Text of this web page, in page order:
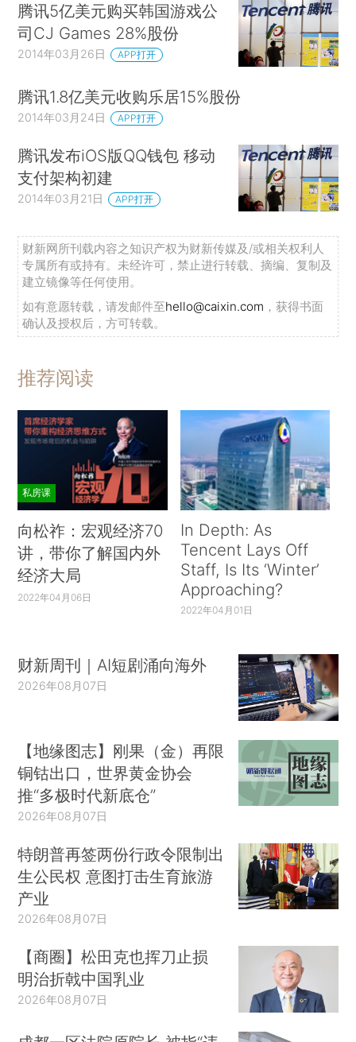
腾讯5亿美元购买韩国游戏公
司CJ Games 28%股份
2014年03月26日 APP打开
腾讯1.8亿美元收购乐居15%股份
2014年03月24日 APP打开
腾讯发布iOS版QQ钱包 移动
支付架构初建
2014年03月21日 APP打开
财新网所刊载内容之知识产权为财新传媒及/或相关权利人
专属所有或持有。未经许可，禁止进行转载、摘编、复制及
建立镜像等任何使用。
如有意愿转载，请发邮件至hello@caixin.com ，获得书面
确认及授权后，方可转载。
推荐阅读
私房课
向松祚：宏观经济70
讲，带你了解国内外
经济大局
2022年04月06日
In Depth: As
Tencent Lays Off
Staff, Is Its ‘Winter’
Approaching?
2022年04月01日
财新周刊｜AI短剧涌向海外
2026年08月07日
【地缘图志】刚果（金）再限
铜钴出口，世界黄金协会
推“多极时代新底仓”
2026年08月07日
特朗普再签两份行政令限制出
生公民权 意图打击生育旅游
产业
2026年08月07日
【商圈】松田克也挥刀止损
明治折戟中国乳业
2026年08月07日